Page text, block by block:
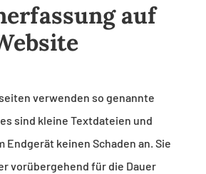
auf
verwenden so genannte
sind kleine Textdateien und
Endgerät keinen Schaden an. Sie
vorübergehend für die Dauer